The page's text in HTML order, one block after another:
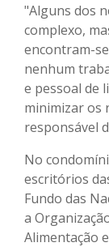
"Alguns dos
complexo,
encontram-
nenhum
e pessoal de
minimizar os
responsável
No
escritórios
Fundo das
a
Alimentação